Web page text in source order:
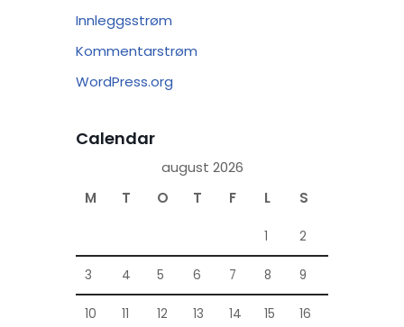
Innleggsstrøm
Kommentarstrøm
WordPress.org
Calendar
august 2026
M
T O T F L S
1 2
3 4 5 6 7 8 9
10 11 12 13 14 15 16